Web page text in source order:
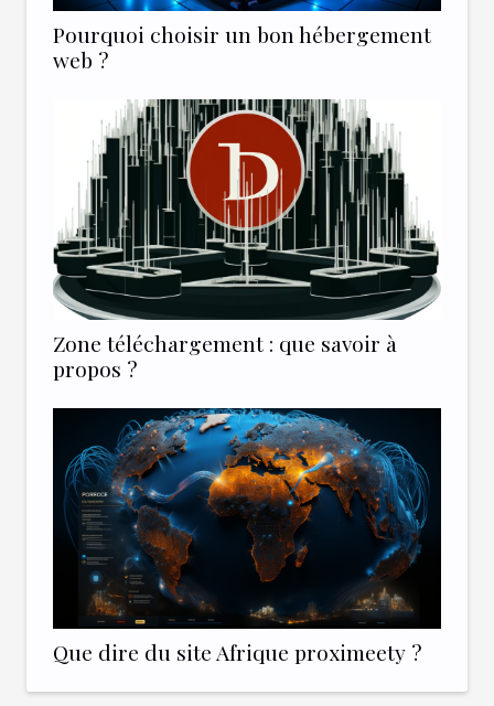
Pourquoi choisir un bon hébergement
web ?
Zone téléchargement : que savoir à
propos ?
Que dire du site Afrique proximeety ?